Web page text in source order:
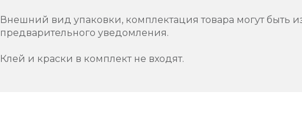
Внешний вид упаковки, комплектация товара могут быть
предварительного уведомления.
Клей и краски в комплект не входят.